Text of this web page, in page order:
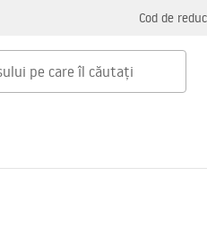
Cod de